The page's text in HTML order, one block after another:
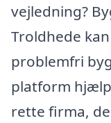
vejledning?
Troldhede
problemfri
platform
rette firma,